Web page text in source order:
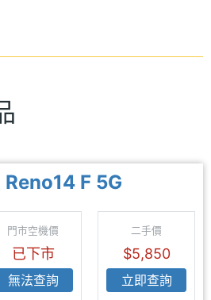
Reno14 F 5G
門市空機價
已下市
無法查詢
二手價
$5,850
立即查詢